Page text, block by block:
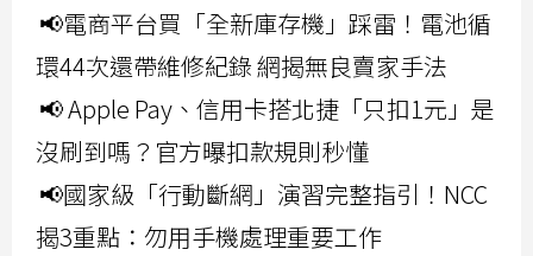
📢電商平台買「全新庫存機」踩雷！電池循
環44次還帶維修紀錄 網揭無良賣家手法
📢 Apple Pay、信用卡搭北捷「只扣1元」是
沒刷到嗎？官方曝扣款規則秒懂
📢國家級「行動斷網」演習完整指引！NCC
揭3重點：勿用手機處理重要工作